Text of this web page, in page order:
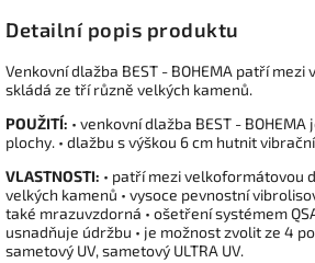
Detailní popis produktu
Venkovní dlažba BEST - BOHEMA patří
skládá ze tří různě velkých kamenů.
POUŽITÍ: • venkovní dlažba BEST -
plochy. • dlažbu s výškou 6 cm hutnit
VLASTNOSTI: • patří mezi velkoformátovou
velkých kamenů • vysoce pevnostní
také mrazuvzdorná • ošetření systémem
usnadňuje údržbu • je možnost zvolit ze 4
sametový UV, sametový ULTRA UV.